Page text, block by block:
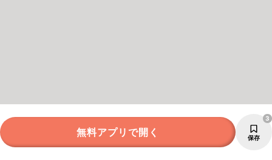
無料アプリで開く 保存
3